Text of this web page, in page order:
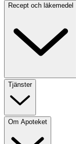
Recept och läkemedel
Tjänster
Om Apoteket